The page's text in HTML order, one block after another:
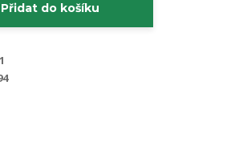
Přidat do košíku